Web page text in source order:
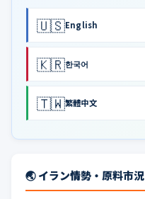
🇺🇸English
🇰🇷한국어
🇹🇼繁體中文
🌏 イラン情勢・原料市況